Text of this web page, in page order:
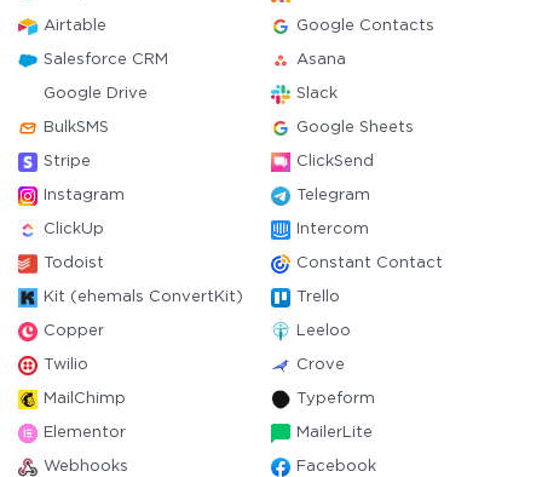
Airtable Google Contacts
Salesforce CRM Asana
Google Drive Slack
BulkSMS Google Sheets
Stripe ClickSend
Instagram Telegram
ClickUp Intercom
Todoist Constant Contact
Kit (ehemals ConvertKit) Trello
Copper Leeloo
Twilio Crove
MailChimp Typeform
Elementor MailerLite
Webhooks Facebook